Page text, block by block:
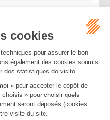
>>
Politique de cookies
site